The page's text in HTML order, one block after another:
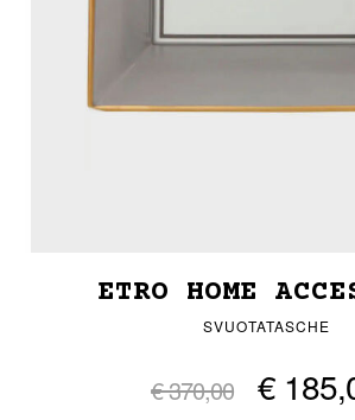
ETRO HOME
SVUOTATASCHE
€ 370,00 €